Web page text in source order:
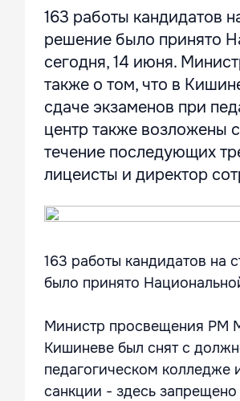
163 работы кандидатов
решение было принято
сегодня, 14 июня.
также о том, что в
сдаче экзаменов при
центр также возложены
течение последующих
лицеисты и директор
163 работы кандидатов на
было принято
Министр просвещения РМ
Кишиневе был снят с
педагогическом колледже
санкции - здесь